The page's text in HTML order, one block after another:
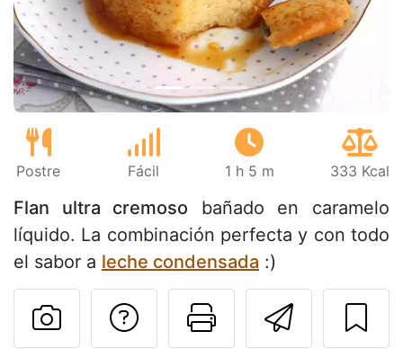
Postre Fácil 1 h 5 m 333 Kcal
Flan ultra cremoso bañado en caramelo
líquido. La combinación perfecta y con todo
el sabor a leche condensada :)
Imprimir
Preguntar al autor